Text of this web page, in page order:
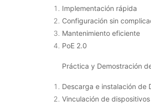
Implementación rápida
Configuración sin
Mantenimiento eficiente
PoE 2.0
Práctica y Demostración
Descarga e instalación de
Vinculación de dispositivos